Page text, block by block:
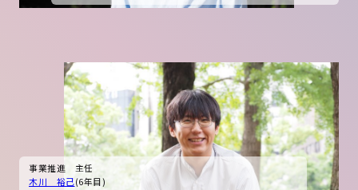
事業推進 主任
木川 裕己(6年目)